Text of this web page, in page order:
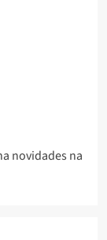
novidades na